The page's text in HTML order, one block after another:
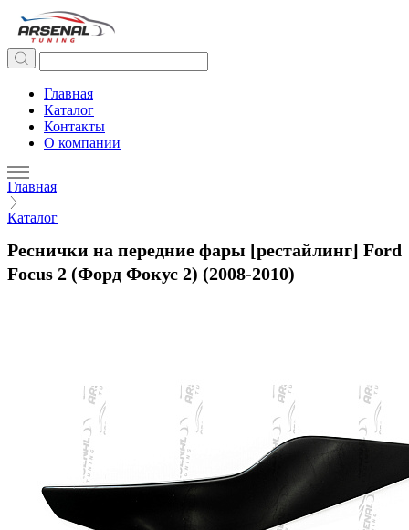
Главная
Каталог
Контакты
О компании
Главная
Каталог
Реснички на передние фары [рестайлинг] Ford
Focus 2 (Форд Фокус 2) (2008-2010)